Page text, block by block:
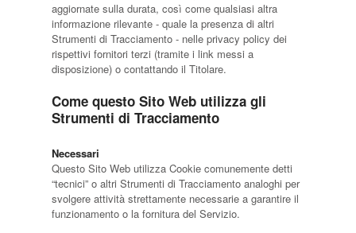
aggiornate sulla durata, così come qualsiasi altra
informazione rilevante - quale la presenza di altri
Strumenti di Tracciamento - nelle privacy policy dei
rispettivi fornitori terzi (tramite i link messi a
disposizione) o contattando il Titolare.
Come questo Sito Web utilizza gli
Strumenti di Tracciamento
Necessari
Questo Sito Web utilizza Cookie comunemente detti
“tecnici” o altri Strumenti di Tracciamento analoghi per
svolgere attività strettamente necessarie a garantire il
funzionamento o la fornitura del Servizio.